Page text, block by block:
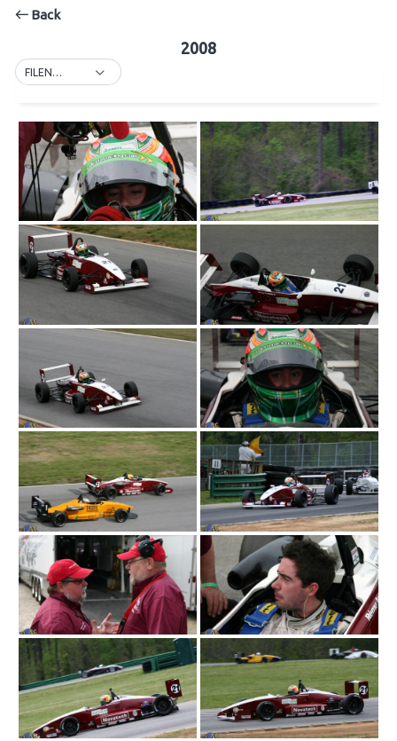
Back
2008